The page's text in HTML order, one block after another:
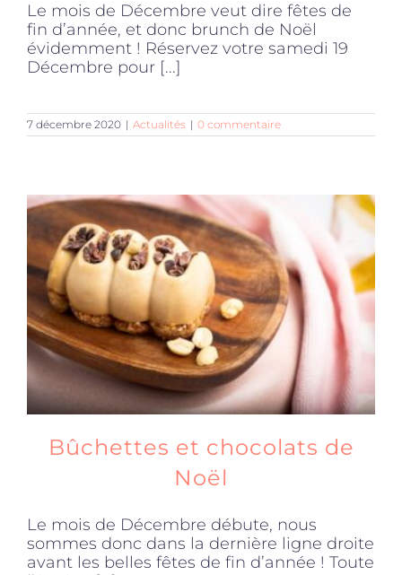
Le mois de Décembre veut dire fêtes de
fin d’année, et donc brunch de Noël
évidemment ! Réservez votre samedi 19
Décembre pour [...]
7 décembre 2020 | Actualités | 0 commentaire
Bûchettes et chocolats de
Noël
Le mois de Décembre débute, nous
sommes donc dans la dernière ligne droite
avant les belles fêtes de fin d’année ! Toute